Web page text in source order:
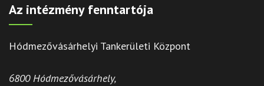
Az intézmény fenntartója
Hódmezővásárhelyi Tankerületi Központ
6800 Hódmezővásárhely,